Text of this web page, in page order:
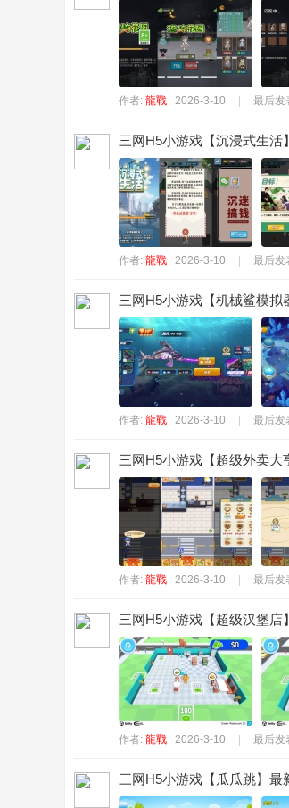
作者: 龍戰 2026-3-10 最后发
三网H5小游戏【沉浸式生
作者: 龍戰 2026-3-10 最后发
三网H5小游戏【机械鲨模
作者: 龍戰 2026-3-10 最后发
三网H5小游戏【超级外卖
作者: 龍戰 2026-3-10 最后发
三网H5小游戏【超级汉堡
作者: 龍戰 2026-3-10 最后发
三网H5小游戏【瓜瓜跳】